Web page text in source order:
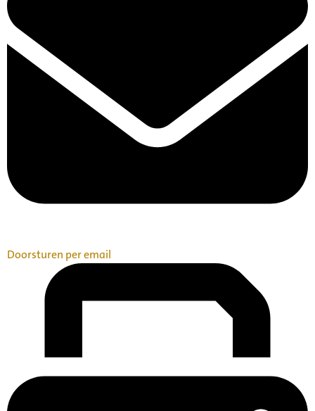
Doorsturen per email